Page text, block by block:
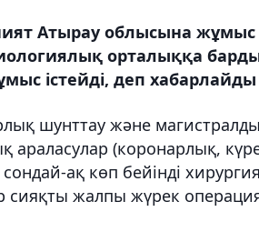
Атырау облысына жұмыс
орталыққа
істейді, деп хабарлайды
шунттау және
араласулар (коронарлық,
ақ көп бейінді
сияқты жалпы жүрек